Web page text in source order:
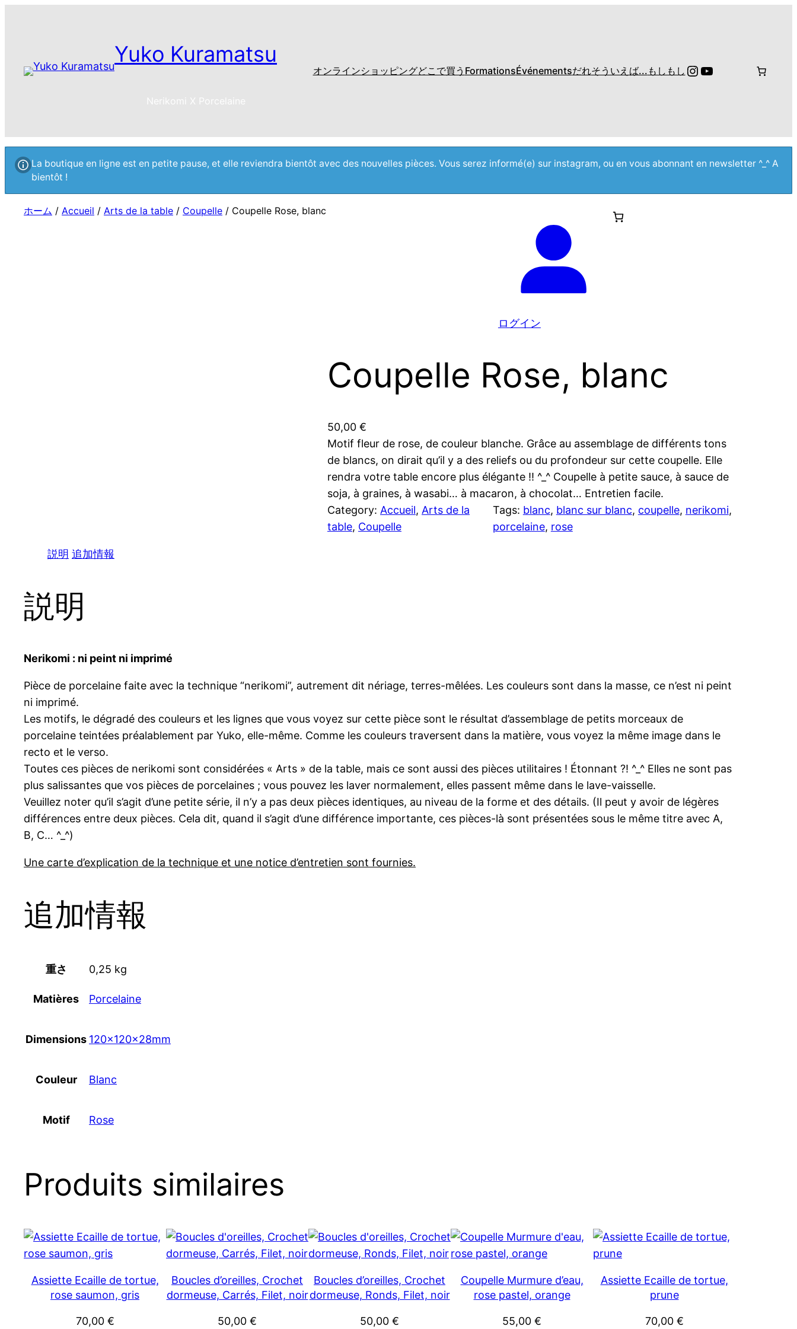
Yuko Kuramatsu
Nerikomi X Porcelaine
オンラインショッピングどこで買う FormationsÉvénementsだれそういえば... もしもし Instagram
YouTube
La boutique en ligne est en petite pause, et elle reviendra bientôt avec des nouvelles pièces. Vous serez informé(e) sur instagram, ou en vous abonnant en newsletter ^_^ A
bientôt !
ホーム / Accueil / Arts de la table / Coupelle / Coupelle Rose, blanc
ログイン
Coupelle Rose, blanc
50,00 €
Motif fleur de rose, de couleur blanche. Grâce au assemblage de différents tons
de blancs, on dirait qu’il y a des reliefs ou du profondeur sur cette coupelle. Elle
rendra votre table encore plus élégante !! ^_^ Coupelle à petite sauce, à sauce de
soja, à graines, à wasabi… à macaron, à chocolat… Entretien facile.
Category: Accueil, Arts de la
table, Coupelle
Tags: blanc, blanc sur blanc, coupelle, nerikomi
porcelaine, rose
説明 追加情報
説明
Nerikomi : ni peint ni imprimé
Pièce de porcelaine faite avec la technique “nerikomi”, autrement dit nériage, terres-mêlées. Les couleurs sont dans la masse, ce n’est ni peint
ni imprimé.
Les motifs, le dégradé des couleurs et les lignes que vous voyez sur cette pièce sont le résultat d’assemblage de petits morceaux de
porcelaine teintées préalablement par Yuko, elle-même. Comme les couleurs traversent dans la matière, vous voyez la même image dans le
recto et le verso.
Toutes ces pièces de nerikomi sont considérées « Arts » de la table, mais ce sont aussi des pièces utilitaires ! Étonnant ?! ^_^ Elles ne sont pas
plus salissantes que vos pièces de porcelaines ; vous pouvez les laver normalement, elles passent même dans le lave-vaisselle.
Veuillez noter qu’il s’agit d’une petite série, il n’y a pas deux pièces identiques, au niveau de la forme et des détails. (Il peut y avoir de légères
différences entre deux pièces. Cela dit, quand il s’agit d’une différence importante, ces pièces-là sont présentées sous le même titre avec A,
B, C… ^_^)
Une carte d’explication de la technique et une notice d’entretien sont fournies.
追加情報
重さ 0,25 kg
Matières Porcelaine
Dimensions 120x120x28mm
Couleur Blanc
Motif Rose
Produits similaires
Assiette Ecaille de tortue,
rose saumon, gris
70,00 €
Boucles d’oreilles, Crochet
dormeuse, Carrés, Filet, noir
50,00 €
Boucles d’oreilles, Crochet
dormeuse, Ronds, Filet, noir
50,00 €
Coupelle Murmure d’eau,
rose pastel, orange
55,00 €
Assiette Ecaille de tortue,
prune
70,00 €